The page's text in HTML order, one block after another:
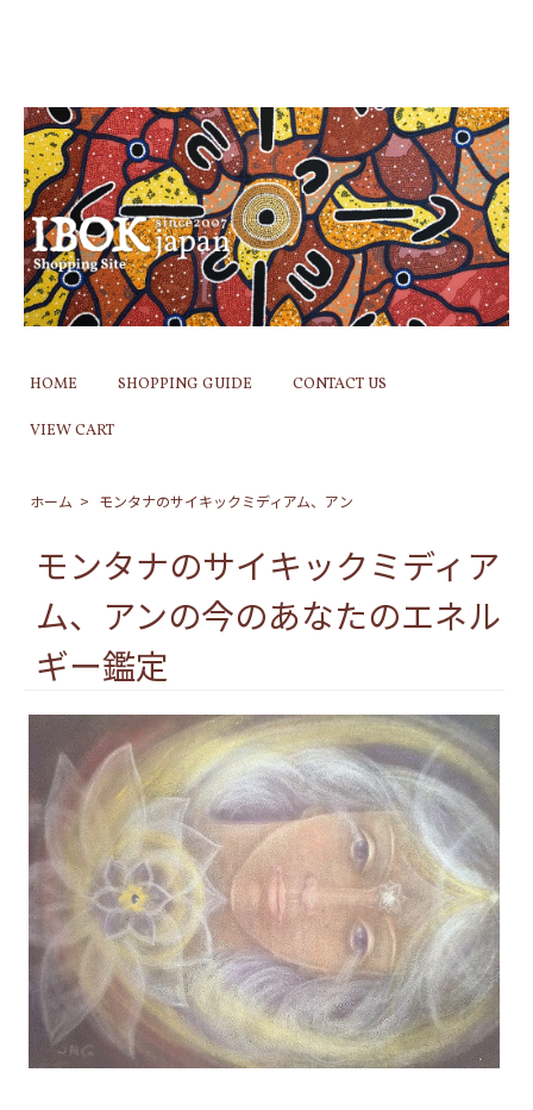
HOME SHOPPING GUIDE CONTACT US
VIEW CART
ホーム > モンタナのサイキックミディアム、アン
モンタナのサイキックミディア
ム、アンの今のあなたのエネル
ギー鑑定